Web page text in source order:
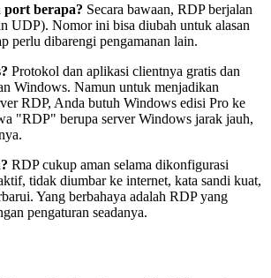
port berapa? Secara bawaan, RDP berjalan
UDP). Nomor ini bisa diubah untuk alasan
perlu dibarengi pengamanan lain.
Protokol dan aplikasi clientnya gratis dan
Windows. Namun untuk menjadikan
RDP, Anda butuh Windows edisi Pro ke
"RDP" berupa server Windows jarak jauh,
RDP cukup aman selama dikonfigurasi
tidak diumbar ke internet, kata sandi kuat,
Yang berbahaya adalah RDP yang
pengaturan seadanya.